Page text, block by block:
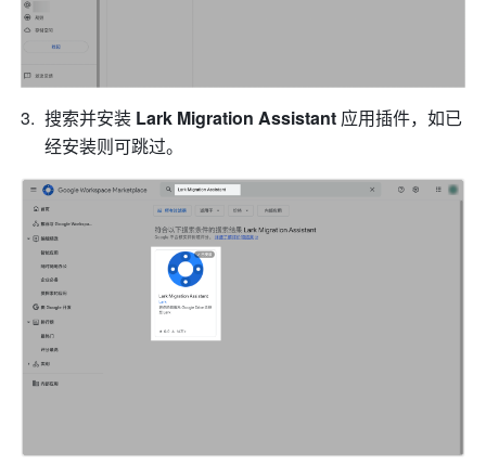
搜索并安装 Lark Migration Assistant 应用插件，如已
经安装则可跳过。